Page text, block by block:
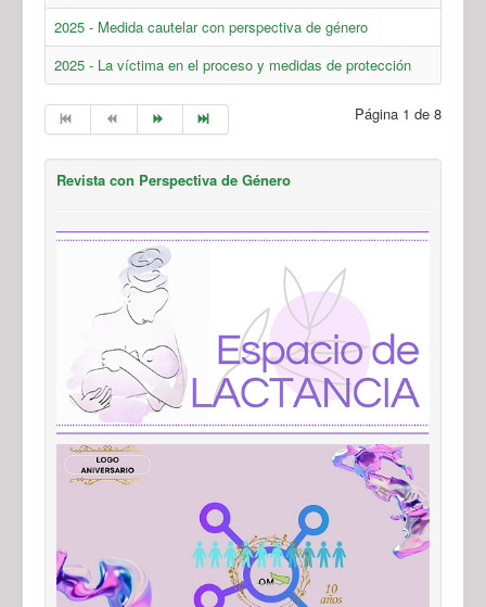
2025 - Medida cautelar con perspectiva de género
2025 - La víctima en el proceso y medidas de protección
Página 1 de 8
Revista con Perspectiva de Género